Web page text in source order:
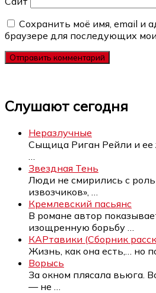
Сохранить моё имя, email и
браузере для последующих
Слушают сегодня
Неразлучные
Сыщица Риган Рейли и
Звездная Тень
Люди не смирились с
извозчиков»,
Кремлевский пасьянс
В романе автор
изощренную борьбу
КАРтавики (Сборник
Жизнь, как она есть,… но
Ворысь
За окном плясала вьюга.
— не